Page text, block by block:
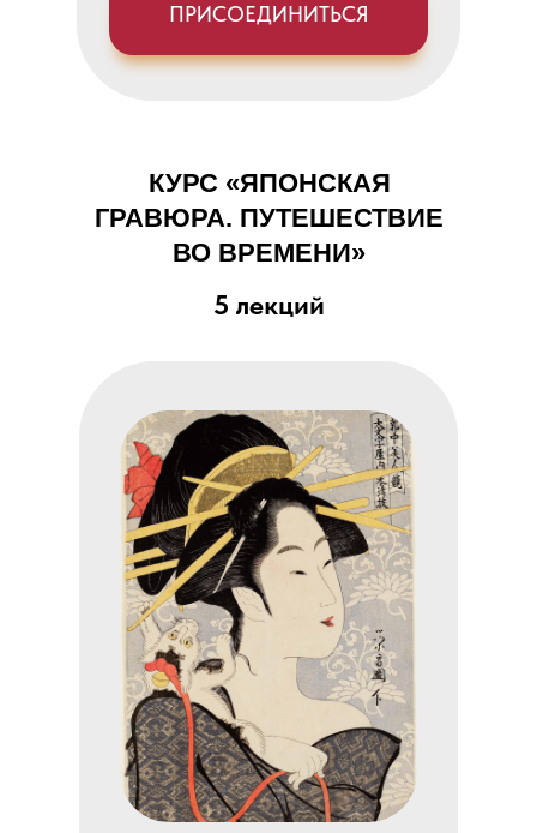
ПРИСОЕДИНИТЬСЯ
5 лекций
КУРС «ЯПОНСКАЯ
ГРАВЮРА. ПУТЕШЕСТВИЕ
ВО ВРЕМЕНИ»